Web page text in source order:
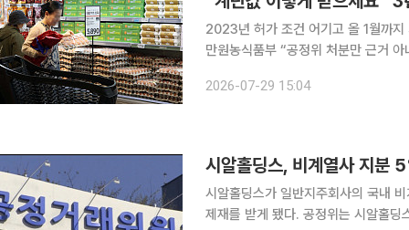
2023년 허가 조건 어기고 올 1월까
만원농식품부 “공정위 처분만 근거 아냐…생산·유통
을 결정·통지하지 않는다는 허가 조
2026-07-29 15:04
시알홀딩스, 비계열사 지
시알홀딩스가 일반지주회사의 국내
제재를 받게 됐다. 공정위는 시알홀딩스가 '독점규제 및 공정거래에 관한 법률'(공정거래법)상 지주